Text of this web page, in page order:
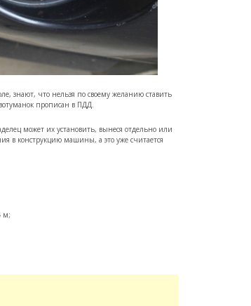
знают, что нельзя по своему желанию ставить
прописан в ПДД.
может их установить, вынеся отдельно или
в конструкцию машины, а это уже считается
м;